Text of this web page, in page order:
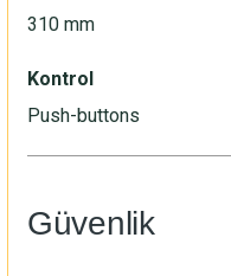
310 mm
Kontrol
Push-buttons
Güvenlik